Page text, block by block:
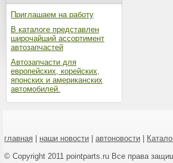
Приглашаем на работу
В каталоге представлен
широчайший ассортимент
автозапчастей
Автозапчасти для
европейских, корейских,
японских и американских
автомобилей.
главная наши новости автоновости
© Copyright 2011 pointparts.ru Все права